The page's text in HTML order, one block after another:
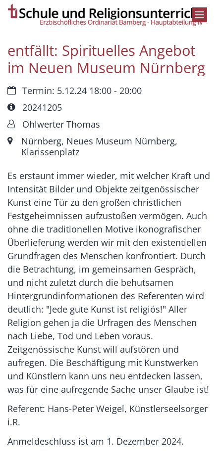
Zum Inhalt springen
entfällt: Spirituelles Angebot
im Neuen Museum Nürnberg
Datum:Termin: 5.12.24 18:00 - 20:00
Art bzw. Nummer:
20241205
Von:Ohlwerter Thomas
Ort:Nürnberg, Neues Museum Nürnberg,
Klarissenplatz
Es erstaunt immer wieder, mit welcher Kraft und
Intensität Bilder und Objekte zeitgenössischer
Kunst eine Tür zu den großen christlichen
Festgeheimnissen aufzustoßen vermögen. Auch
ohne die traditionellen Motive ikonografischer
Überlieferung werden wir mit den existentiellen
Grundfragen des Menschen konfrontiert. Durch
die Betrachtung, im gemeinsamen Gespräch,
und nicht zuletzt durch die behutsamen
Hintergrundinformationen des Referenten wird
deutlich: "Jede gute Kunst ist religiös!" Aller
Religion gehen ja die Urfragen des Menschen
nach Liebe, Tod und Leben voraus.
Zeitgenössische Kunst will aufstören und
aufregen. Die Beschäftigung mit Kunstwerken
und Künstlern kann uns neu entdecken lassen,
was für eine aufregende Sache unser Glaube ist!
Referent: Hans-Peter Weigel, Künstlerseelsorger
i.R.
Anmeldeschluss ist am 1. Dezember 2024.